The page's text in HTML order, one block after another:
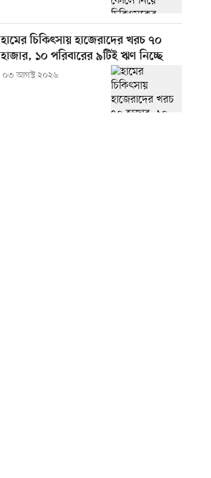
হামের চিকিৎসায় হাজেরাদের খরচ ৭০
হাজার, ১০ পরিবারের ৯টিই ঋণ নিচ্ছে
০৩ আগস্ট ২০২৬